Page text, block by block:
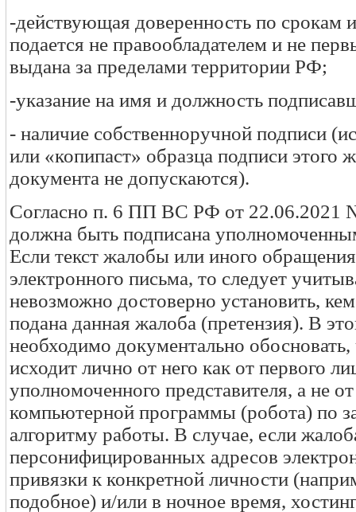
-действующая доверенность по срокам
подается не правообладателем и не
выдана за пределами территории РФ;
-указание на имя и должность
- наличие собственноручной подписи
или «копипаст» образца подписи этого
документа не допускаются).
Согласно п. 6 ПП ВС РФ от 22.06.2021
должна быть подписана
Если текст жалобы или иного
электронного письма, то следует
невозможно достоверно установить,
подана данная жалоба (претензия). В
необходимо документально
исходит лично от него как от первого
уполномоченного представителя, а не
компьютерной программы (робота) по
алгоритму работы. В случае, если
персонифицированных адресов
привязки к конкретной личности
подобное) и/или в ночное время,